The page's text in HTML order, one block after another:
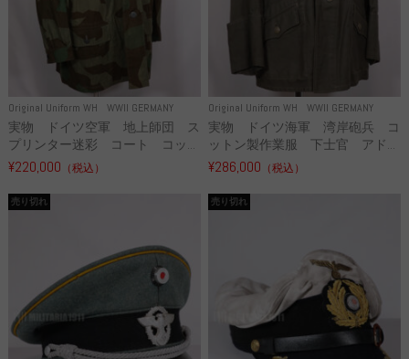
Original Uniform WH WWII GERMANY
実物 ドイツ空軍 地上師団 ス
プリンター迷彩 コート コッ...
¥220,000 （税込）
Original Uniform WH WWII GERMANY
実物 ドイツ海軍 湾岸砲兵 コ
ットン製作業服 下士官 アド...
¥286,000 （税込）
売り切れ 売り切れ